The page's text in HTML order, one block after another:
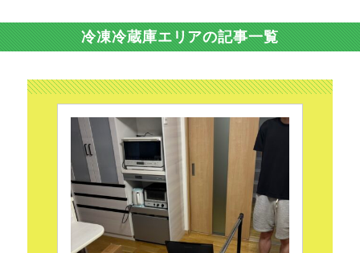
冷凍冷蔵庫エリアの記事一覧